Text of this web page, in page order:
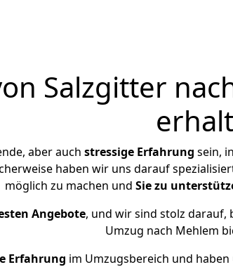
Salzgitter
aber auch stressige Erfahrung sein,
haben wir uns darauf
möglich zu machen und Sie zu
Angebote, und wir sind stolz darauf,
Umzug nach Mehlem
Erfahrung im Umzugsbereich und